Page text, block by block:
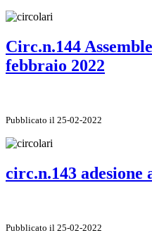
Circ.n.144
febbraio 2022
Pubblicato il 25-02-2022
circ.n.143
Pubblicato il 25-02-2022